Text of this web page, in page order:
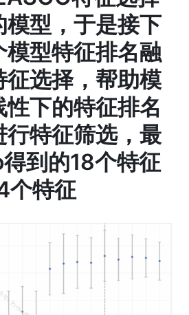
模型，于是接下
模型特征排名融
征选择，帮助模
下的特征排名
行特征筛选，最
到的18个特征
个特征